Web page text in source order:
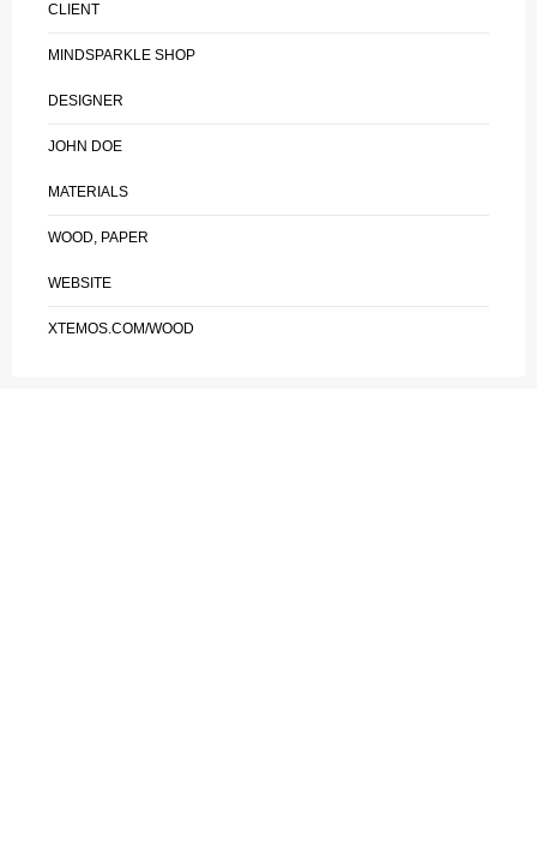
CLIENT
MINDSPARKLE SHOP
DESIGNER
JOHN DOE
MATERIALS
WOOD, PAPER
WEBSITE
XTEMOS.COM/WOOD